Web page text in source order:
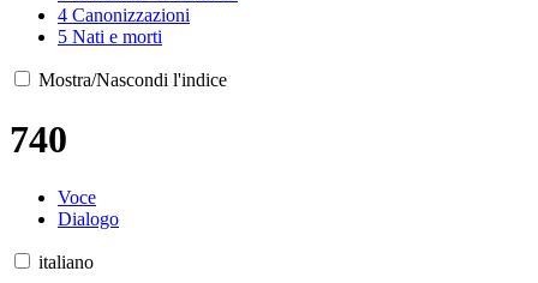
4 Canonizzazioni
5 Nati e morti
Mostra/Nascondi l'indice
740
Voce
Dialogo
italiano